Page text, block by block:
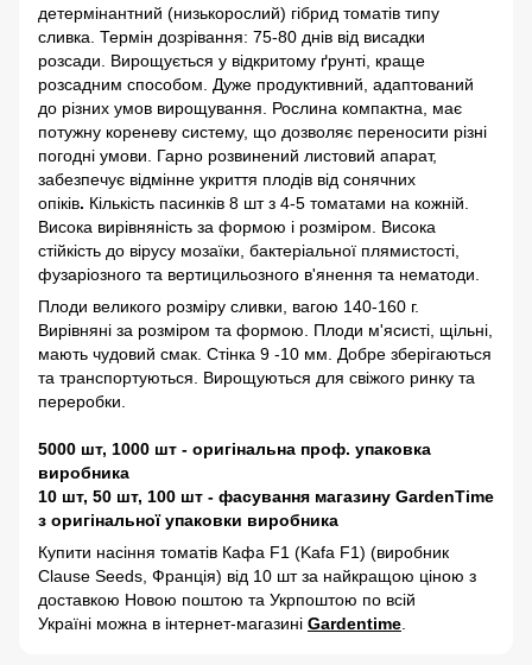
детермінантний (низькорослий) гібрид томатів типу
сливка. Термін дозрівання: 75-80 днів від висадки
розсади. Вирощується у відкритому ґрунті, краще
розсадним способом. Дуже продуктивний, адаптований
до різних умов вирощування. Рослина компактна, має
потужну кореневу систему, що дозволяє переносити різні
погодні умови. Гарно розвинений листовий апарат,
забезпечує відмінне укриття плодів від сонячних
опіків. Кількість пасинків 8 шт з 4-5 томатами на кожній.
Висока вирівняність за формою і розміром. Висока
стійкість до вірусу мозаїки, бактеріальної плямистості,
фузаріозного та вертицильозного в'янення та нематоди.
Плоди великого розміру сливки, вагою 140-160 г.
Вирівняні за розміром та формою. Плоди м'ясисті, щільні,
мають чудовий смак. Стінка 9 -10 мм. Добре зберігаються
та транспортуються. Вирощуються для свіжого ринку та
переробки.
5000 шт, 1000 шт - оригінальна проф. упаковка
виробника
10 шт, 50 шт, 100 шт - фасування магазину GardenTime
з оригінальної упаковки виробника
Купити насіння томатів Кафа F1 (Kafa F1) (виробник
Clause Seeds, Франція) від 10 шт за найкращою ціною з
доставкою Новою поштою та Укрпоштою по всій
Україні можна в інтернет-магазині Gardentime